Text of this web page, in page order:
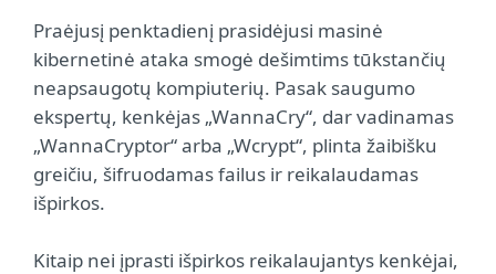
Praėjusį penktadienį prasidėjusi masinė
kibernetinė ataka smogė dešimtims tūkstančių
neapsaugotų kompiuterių. Pasak saugumo
ekspertų, kenkėjas „WannaCry“, dar vadinamas
„WannaCryptor“ arba „Wcrypt“, plinta žaibišku
greičiu, šifruodamas failus ir reikalaudamas
išpirkos.
Kitaip nei įprasti išpirkos reikalaujantys kenkėjai,